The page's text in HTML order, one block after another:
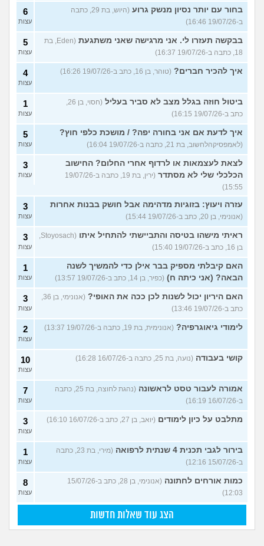
בחור עם יותר נסיון מנשק גרוע
(היוש, בת 29, כתבה
ב-19/07/26 16:46)
6
עצות
בבקשה תעזרו לי. אני מרגישה שאני משתגעת
(Eden, בת
18, כתבה ב-19/07/26 16:37)
5
עצות
איך להכיר חברים? (טוהר, בן 16, כתב ב-19/07/26 16:26) 4
עצות
ביטול חוזה בגלל מצב לא סביר בעליל
כתב ב-19/07/26 16:15)
1
עצות
איך לדעת אם אני בחורה יפה? / מושכת כלפי חוץ?
(לאמפסיקהלחשוב, בת 21, כתבה ב-19/07/26 16:04)
5
עצות
לצאת לעצמאות או לרדוף אחרי החלום? החישוב
הכלכלי שלי לא מסתדר
(ירין, בת 19, כתבה ב-19/07/26
15:55)
3
עצות
עזרה ויעוץ: בזוגיות מדהימה אבל חושק בבנות אחרות
(אנונימי, בן 20, כתב ב-19/07/26 15:44)
3
עצות
ראיתי מישהו בטיסה והתביישתי להתחיל איתו
בן 16, כתב ב-19/07/26 15:40)
3
עצות
האם קיבלתי מספיק בבר אילן כדי להמשיך לשנה
הבאה? (אני כיתה ח) (כפיר, בן 14, כתב ב-19/07/26 13:57)
1
עצות
האם היריון יכול לשנות לכן ככה את האופי?
כתב ב-19/07/26 13:46)
3
עצות
לימודי גיאוגרפיה? (אנונימית, בת 19, כתבה ב-19/07/26 13:37) 2
עצות
קושי בעבודה (נועה, בת 25, כתבה ב-16/07/26 16:28) 10
עצות
אמורה לעבור טסט לראשונה
(נהגת לחוצה, בת 25, כתבה
ב-16/07/26 16:19)
7
עצות
מתלבט על כיון לימודים (יואב, בן 27, כתב ב-16/07/26 16:10) 3
עצות
בירור לגבי תכנית 4 שנתית לרפואה
(מירי, בת 23, כתבה
ב-15/07/26 12:16)
1
עצות
כמות אורחים לחתונה
(אנונימי, בן 28, כתב ב-15/07/26
12:03)
8
עצות
הצג עוד שאלות חדשות